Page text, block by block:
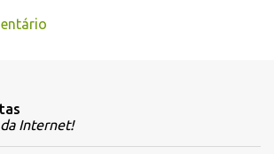
Internet!